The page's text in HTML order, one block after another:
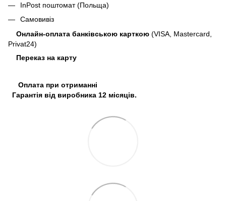
InPost поштомат (Польща)
Самовивіз
Онлайн-оплата банківською карткою (VISA, Mastercard,
Privat24)
Переказ на карту
Оплата при отриманні
Гарантія від виробника 12 місяців.